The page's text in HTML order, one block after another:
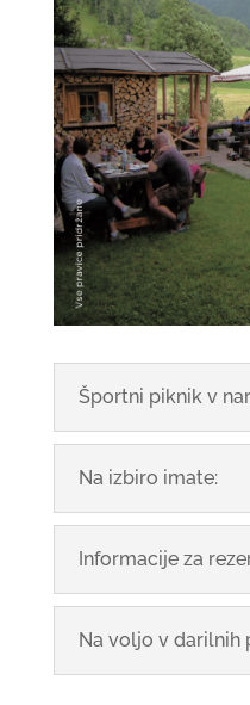
Športni piknik v
Na izbiro imate:
Informacije za
Na voljo v darilnih